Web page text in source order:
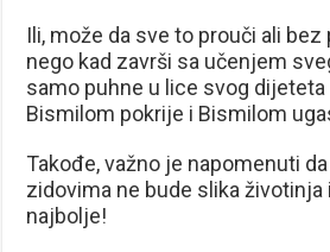
Ili, može da sve to prouči ali bez
nego kad završi sa učenjem
samo puhne u lice svog dijeteta
Bismilom pokrije i Bismilom
Takođe, važno je napomenuti
zidovima ne bude slika životinja
najbolje!